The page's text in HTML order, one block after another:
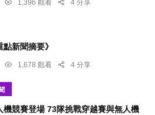
1,396 觀看 4 分享
新聞摘要》
1,678 觀看 4 分享
機競賽登場 73隊挑戰穿越賽與無人機